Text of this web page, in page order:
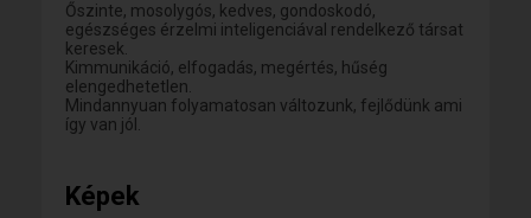
Őszinte, mosolygós, kedves, gondoskodó,
egészséges érzelmi inteligenciával rendelkező társat
keresek.
Kimmunikáció, elfogadás, megértés, hűség
elengedhetetlen.
Mindannyuan folyamatosan változunk, fejlődünk ami
így van jól.
Képek